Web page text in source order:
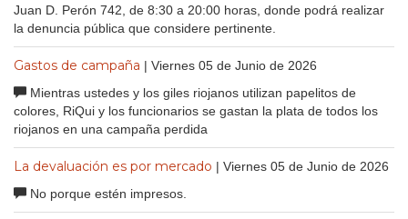
Juan D. Perón 742, de 8:30 a 20:00 horas, donde podrá realizar
la denuncia pública que considere pertinente.
Gastos de campaña | Viernes 05 de Junio de 2026
Mientras ustedes y los giles riojanos utilizan papelitos de
colores, RiQui y los funcionarios se gastan la plata de todos los
riojanos en una campaña perdida
La devaluación es por mercado | Viernes 05 de Junio de 2026
No porque estén impresos.